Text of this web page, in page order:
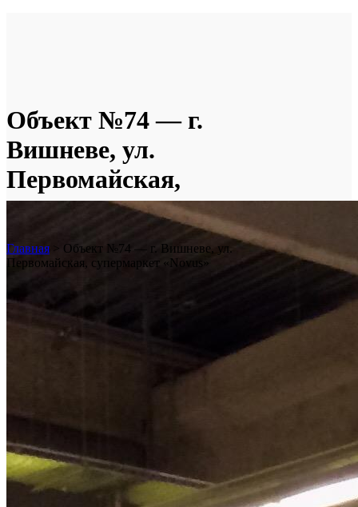
Объект №74 — г.
Вишневе, ул.
Первомайская,
супермаркет «Novus»
Главная > Объект №74 — г. Вишневе, ул.
Первомайская, супермаркет «Novus»